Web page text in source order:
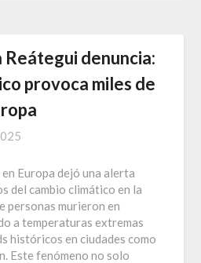
denuncia:
provoca miles de
Europa dejó una alerta
del cambio climático en la
personas murieron en
a temperaturas extremas
históricos en ciudades como
Este fenómeno no solo